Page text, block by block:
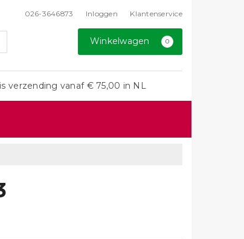
026-3646873 Inloggen Klantenservice
Winkelwagen 0
verzending vanaf € 75,00 in NL